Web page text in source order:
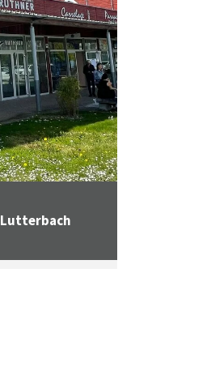
Lutterbach